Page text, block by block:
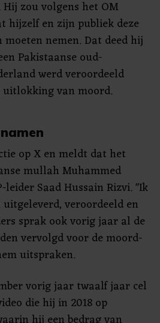
zou volgens het OM
hijzelf en zijn publiek deze
nemen. Dat deed hij
Pakistaanse oud-
werd veroordeeld
van moord.
op X en meldt dat het
mullah Muhammed
Saad Hussain Rizvi. "Ik
veroordeeld en
sprak ook vorig jaar al de
vervolgd voor de moord-
uitspraken.
vorig jaar twaalf jaar cel
die hij in 2018 op